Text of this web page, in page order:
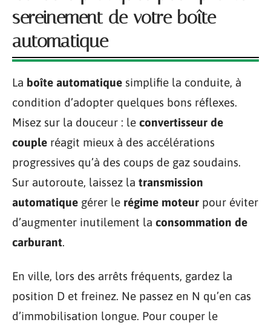
sereinement de votre boîte
automatique
La boîte automatique simplifie la conduite, à
condition d’adopter quelques bons réflexes.
Misez sur la douceur : le convertisseur de
couple réagit mieux à des accélérations
progressives qu’à des coups de gaz soudains.
Sur autoroute, laissez la transmission
automatique gérer le régime moteur pour éviter
d’augmenter inutilement la consommation de
carburant.
En ville, lors des arrêts fréquents, gardez la
position D et freinez. Ne passez en N qu’en cas
d’immobilisation longue. Pour couper le